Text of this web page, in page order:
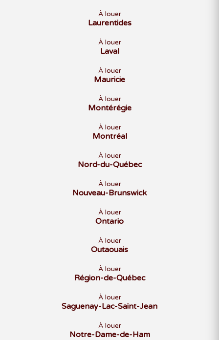
À louer
Laurentides
À louer
Laval
À louer
Mauricie
À louer
Montérégie
À louer
Montréal
À louer
Nord-du-Québec
À louer
Nouveau-Brunswick
À louer
Ontario
À louer
Outaouais
À louer
Région-de-Québec
À louer
Saguenay-Lac-Saint-Jean
À louer
Notre-Dame-de-Ham